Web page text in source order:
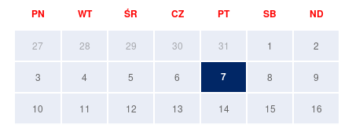
PN WT ŚR CZ PT SB ND
27 28 29 30 31 1 2
3 4 5 6 7 8 9
10 11 12 13 14 15 16